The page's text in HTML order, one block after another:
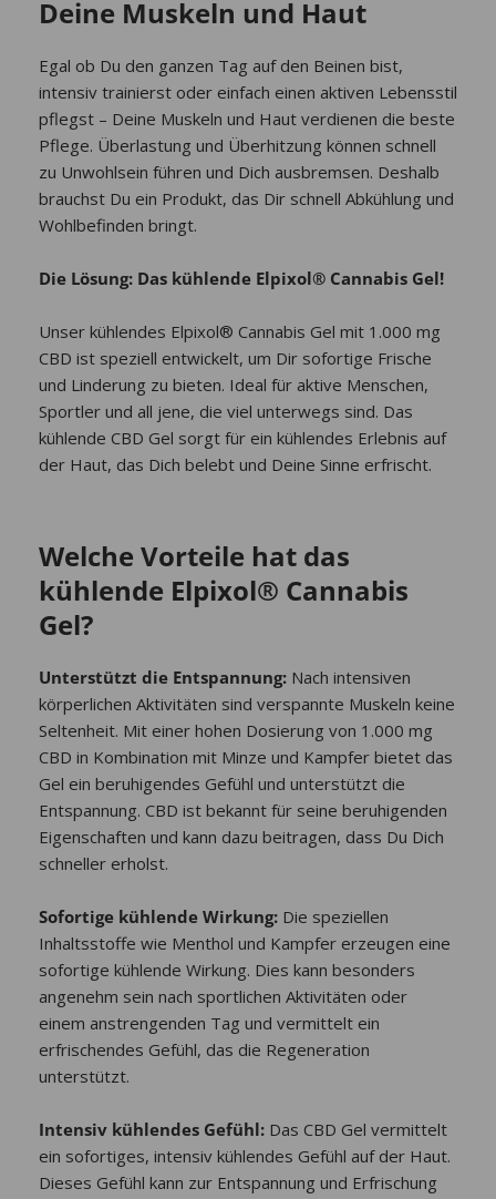
Deine Muskeln und Haut
Egal ob Du den ganzen Tag auf den Beinen bist,
intensiv trainierst oder einfach einen aktiven Lebensstil
pflegst – Deine Muskeln und Haut verdienen die beste
Pflege. Überlastung und Überhitzung können schnell
zu Unwohlsein führen und Dich ausbremsen. Deshalb
brauchst Du ein Produkt, das Dir schnell Abkühlung und
Wohlbefinden bringt.
Die Lösung: Das kühlende Elpixol® Cannabis Gel!
Unser kühlendes Elpixol® Cannabis Gel mit 1.000 mg
CBD ist speziell entwickelt, um Dir sofortige Frische
und Linderung zu bieten. Ideal für aktive Menschen,
Sportler und all jene, die viel unterwegs sind. Das
kühlende CBD Gel sorgt für ein kühlendes Erlebnis auf
der Haut, das Dich belebt und Deine Sinne erfrischt.
Welche Vorteile hat das
kühlende Elpixol® Cannabis
Gel?
Unterstützt die Entspannung: Nach intensiven
körperlichen Aktivitäten sind verspannte Muskeln keine
Seltenheit. Mit einer hohen Dosierung von 1.000 mg
CBD in Kombination mit Minze und Kampfer bietet das
Gel ein beruhigendes Gefühl und unterstützt die
Entspannung. CBD ist bekannt für seine beruhigenden
Eigenschaften und kann dazu beitragen, dass Du Dich
schneller erholst.
Sofortige kühlende Wirkung: Die speziellen
Inhaltsstoffe wie Menthol und Kampfer erzeugen eine
sofortige kühlende Wirkung. Dies kann besonders
angenehm sein nach sportlichen Aktivitäten oder
einem anstrengenden Tag und vermittelt ein
erfrischendes Gefühl, das die Regeneration
unterstützt.
Intensiv kühlendes Gefühl: Das CBD Gel vermittelt
ein sofortiges, intensiv kühlendes Gefühl auf der Haut.
Dieses Gefühl kann zur Entspannung und Erfrischung